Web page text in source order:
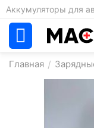
Аккумуляторы для
Главная /